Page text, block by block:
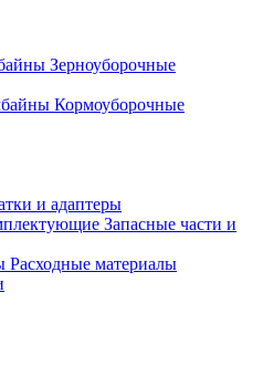
Зерноуборочные
Кормоуборочные
и адаптеры
Запасные части и
Расходные материалы